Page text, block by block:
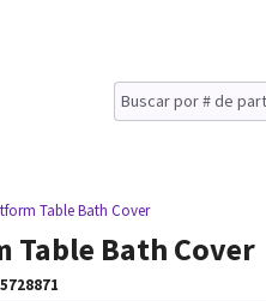
Table Bath Cover
Table Bath Cover
5728871